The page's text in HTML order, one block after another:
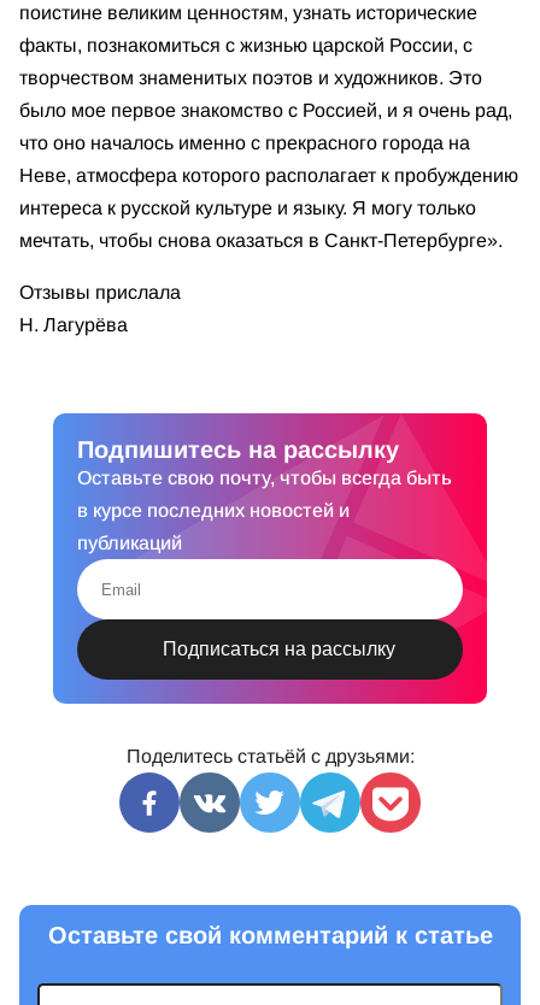
поистине великим ценностям, узнать исторические
факты, познакомиться с жизнью царской России, с
творчеством знаменитых поэтов и художников. Это
было мое первое знакомство с Россией, и я очень рад,
что оно началось именно с прекрасного города на
Неве, атмосфера которого располагает к пробуждению
интереса к русской культуре и языку. Я могу только
мечтать, чтобы снова оказаться в Санкт-Петербурге».
Отзывы прислала
Н. Лагурёва
Подпишитесь на рассылку
Оставьте свою почту, чтобы всегда быть
в курсе последних новостей и
публикаций
Поделитесь статьёй с друзьями:
Оставьте свой комментарий к статье